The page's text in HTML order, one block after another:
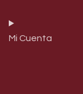
Mi Cuenta